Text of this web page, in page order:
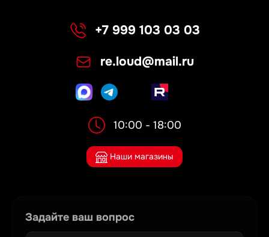
+7 999 103 03 03
re.loud@mail.ru
10:00 - 18:00
Наши магазины
Задайте ваш вопрос